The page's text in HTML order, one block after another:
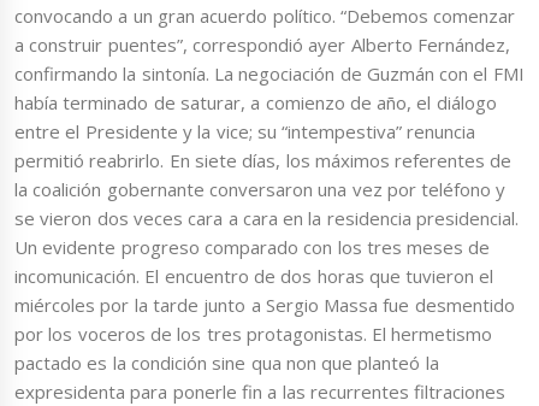
convocando a un gran acuerdo político. “Debemos comenzar
a construir puentes”, correspondió ayer Alberto Fernández,
confirmando la sintonía. La negociación de Guzmán con el FMI
había terminado de saturar, a comienzo de año, el diálogo
entre el Presidente y la vice; su “intempestiva” renuncia
permitió reabrirlo. En siete días, los máximos referentes de
la coalición gobernante conversaron una vez por teléfono y
se vieron dos veces cara a cara en la residencia presidencial.
Un evidente progreso comparado con los tres meses de
incomunicación. El encuentro de dos horas que tuvieron el
miércoles por la tarde junto a Sergio Massa fue desmentido
por los voceros de los tres protagonistas. El hermetismo
pactado es la condición sine qua non que planteó la
expresidenta para ponerle fin a las recurrentes filtraciones